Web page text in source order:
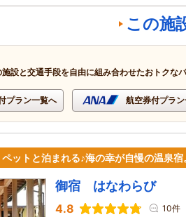
この施
施設と交通手段を自由に組み合わせたおトクな
プラン一覧へ 航空券付プラ
ットと泊まれる♪海の幸が自慢の温泉宿
御宿 はなわらび
4.8 10件